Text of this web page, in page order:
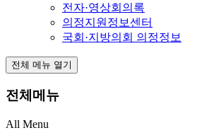
전자·영상회의록
의정지원정보센터
국회·지방의회 의정정보
전체 메뉴 열기
전체메뉴
All Menu